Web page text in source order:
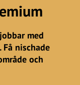
med
nischade
och